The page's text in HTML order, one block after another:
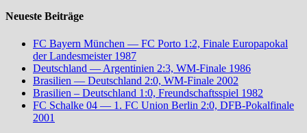
Neueste Beiträge
FC Bayern München — FC Porto 1:2, Finale Europapokal
der Landesmeister 1987
Deutschland — Argentinien 2:3, WM-Finale 1986
Brasilien — Deutschland 2:0, WM-Finale 2002
Brasilien – Deutschland 1:0, Freundschaftsspiel 1982
FC Schalke 04 — 1. FC Union Berlin 2:0, DFB-Pokalfinale
2001